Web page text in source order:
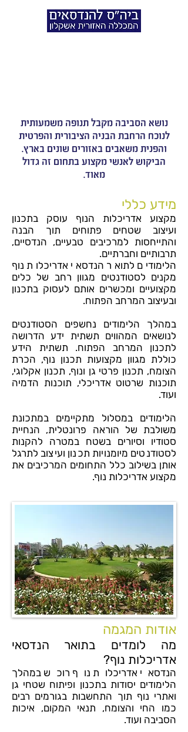
נושא הסביבה מקבל תנופה משמעותית
לנוכח הרחבת הבניה הציבורית והפרטית
והפנית משאבים באזורים שונים בארץ.
הביקוש לאנשי מקצוע בתחום זה גדול
מאוד.
מידע כללי
מקצוע אדריכלות הנוף עוסק בתכנון
ועיצוב שטחים פתוחים תוך הבנה
והתייחסות למרכיבים טבעיים, הנדסיים,
תרבותיים וחברתיים.
הלימודים לתואר הנדסאי אדריכלות נוף
מקנים לסטודנטים מגוון רחב של כלים
מקצועיים ומכשרים אותם לעסוק בתכנון
ובעיצוב המרחב הפתוח.
במהלך הלימודים נחשפים הסטודנטים
לנושאים המהווים תשתית ידע הדרושה
לתכנון המרחב הפתוח. תשתית הידע
כוללת מגוון מקצועות תכנון נוף, הכרת
הצומח, תכנון פרטי גן ונוף, תכנון אקלוגי,
תוכנות שרטוט אדריכלי, תוכנות הדמיה
ועוד.
הלימודים במסלול מתקיימים במתכונת
משולבת של הוראה פרונטלית, הנחיית
סטודיו וסיורים בשטח במטרה להקנות
לסטודנטים מיומנויות תכנון ועיצוב לתרגל
אותן בשילוב כלל התחומים המרכיבים את
מקצוע אדריכלות נוף.
אודות המגמה
מה לומדים בתואר הנדסאי
אדריכלות נוף?
הנדסאי אדריכלות נוף רוכש במהלך
הלימודים יסודות בתכנון ופיתוח שטחי גן
ואתרי נוף תוך התחשבות בגורמים רבים
כמו החי והצומח, תנאי המקום, איכות
הסביבה ועוד.